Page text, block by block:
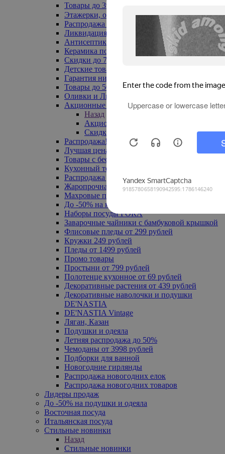
Товары до 399₽
Этажерки, обувницы
Распродажа текстиля до -50%
Ликвидация до -70%
Антисептики
Керамика по 129 руб
Скидки до 70%
Детские товары
Гарантия низкой цены
Товары до 500 руб
Оливки и Лимоны
Акционные товары
Назад
Акционные товары
Скидка 20% по промокоду
Распродажа! Ульяновск до -70%
Лучшая цена
Товары с бесплатной доставкой
Кухонный текстиль
Распродажа до -50%
Жаропрочная посуда
Махровые полотенца
До -50% на ковры
Наборы посуды FORA
Заварочные чайники с бамбуковой крышкой
Флисовые пледы от 299 рублей
Кружки 249 рублей
Пледы от 1499 рублей
Промо товары
Простыни от 799 рублей
Полотенце кухонное от 69 рублей
Декоративные растения от 439 рублей
Декоративные наволочки и подушки
DE'NASTIA
DE'NASTIA Vintage
Ляган, Казан
Подушки и одеяла
Летняя распродажа до 50%
Чемоданы от 3998 рублей
Подборки для ванной
Новогодние гирлянды
Распродажа новогодних елок
Распродажа новогодних товаров
Лидеры продаж
До -50% на подушки и одеяла
Восточная посуда
Итальянская посуда
Стильные новинки
Назад
Стильные новинки